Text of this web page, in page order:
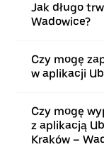
Jak długo
Wadowice?
Czy mogę
w aplikacji
Czy mogę
z aplikacją
Kraków –